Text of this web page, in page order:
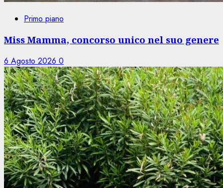
Primo piano
Miss Mamma, concorso unico nel suo genere
6 Agosto 2026 0